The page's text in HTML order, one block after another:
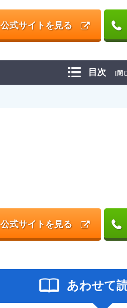
公式サイトを見る
目次 [閉
公式サイトを見る
あわせて